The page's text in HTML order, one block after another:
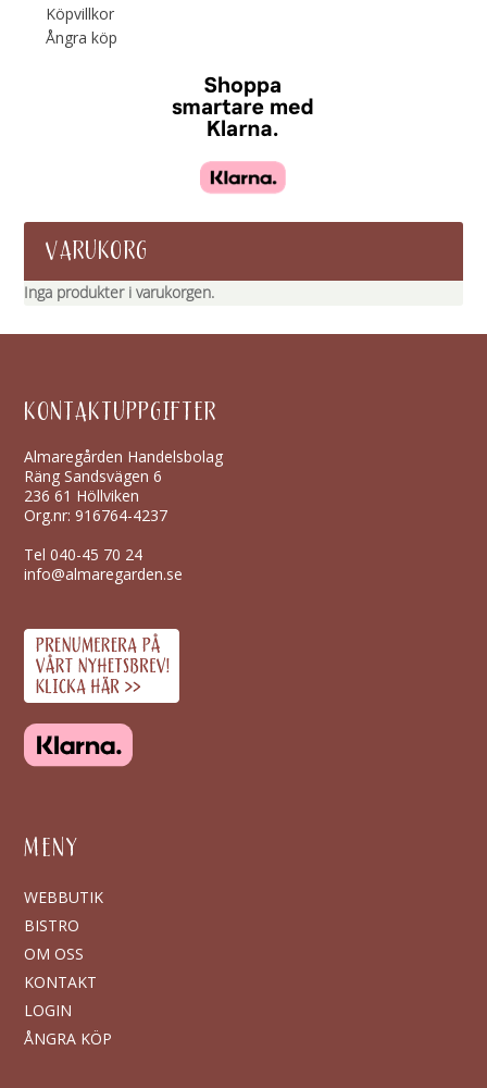
Köpvillkor
Ångra köp
VARUKORG
Inga produkter i varukorgen.
KONTAKTUPPGIFTER
Almaregården Handelsbolag
Räng Sandsvägen 6
236 61 Höllviken
Org.nr: 916764-4237
Tel040-45 70 24
info@almaregarden.se
MENY
WEBBUTIK
BISTRO
OM OSS
KONTAKT
LOGIN
ÅNGRA KÖP